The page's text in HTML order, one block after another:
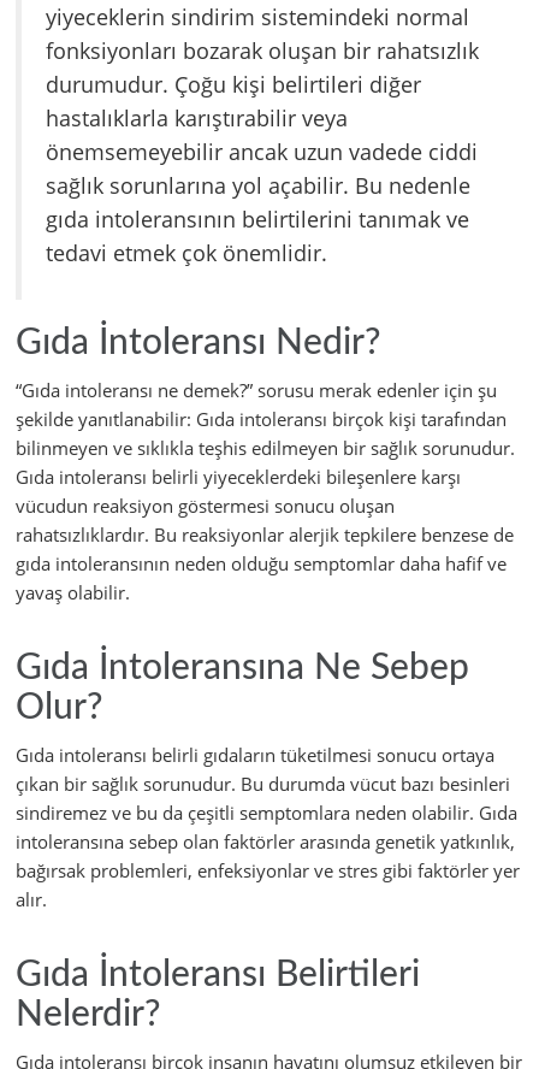
yiyeceklerin sindirim sistemindeki normal
fonksiyonları bozarak oluşan bir rahatsızlık
durumudur. Çoğu kişi belirtileri diğer
hastalıklarla karıştırabilir veya
önemsemeyebilir ancak uzun vadede ciddi
sağlık sorunlarına yol açabilir. Bu nedenle
gıda intoleransının belirtilerini tanımak ve
tedavi etmek çok önemlidir.
Gıda İntoleransı Nedir?
“Gıda intoleransı ne demek?” sorusu merak edenler için şu
şekilde yanıtlanabilir: Gıda intoleransı birçok kişi tarafından
bilinmeyen ve sıklıkla teşhis edilmeyen bir sağlık sorunudur.
Gıda intoleransı belirli yiyeceklerdeki bileşenlere karşı
vücudun reaksiyon göstermesi sonucu oluşan
rahatsızlıklardır. Bu reaksiyonlar alerjik tepkilere benzese de
gıda intoleransının neden olduğu semptomlar daha hafif ve
yavaş olabilir.
Gıda İntoleransına Ne Sebep
Olur?
Gıda intoleransı belirli gıdaların tüketilmesi sonucu ortaya
çıkan bir sağlık sorunudur. Bu durumda vücut bazı besinleri
sindiremez ve bu da çeşitli semptomlara neden olabilir. Gıda
intoleransına sebep olan faktörler arasında genetik yatkınlık,
bağırsak problemleri, enfeksiyonlar ve stres gibi faktörler yer
alır.
Gıda İntoleransı Belirtileri
Nelerdir?
Gıda intoleransı birçok insanın hayatını olumsuz etkileyen bir